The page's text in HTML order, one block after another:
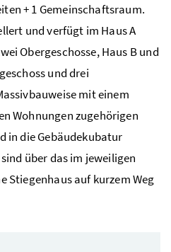
+ 1 Gemeinschaftsraum.
und verfügt im Haus A
Obergeschosse, Haus B und
und drei
mit einem
Wohnungen zugehörigen
in die Gebäudekubatur
über das im jeweiligen
Stiegenhaus auf kurzem Weg